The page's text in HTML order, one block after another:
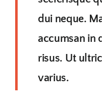
dui neque.
accumsan in
risus. Ut
varius.